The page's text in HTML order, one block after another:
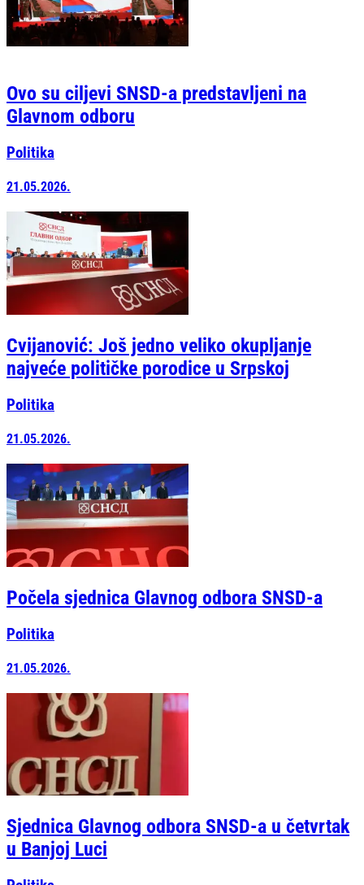
Ovo su ciljevi SNSD-a predstavljeni na
Glavnom odboru
Politika
21.05.2026.
Cvijanović: Još jedno veliko okupljanje
najveće političke porodice u Srpskoj
Politika
21.05.2026.
Počela sjednica Glavnog odbora SNSD-a
Politika
21.05.2026.
Sjednica Glavnog odbora SNSD-a u četvrtak
u Banjoj Luci